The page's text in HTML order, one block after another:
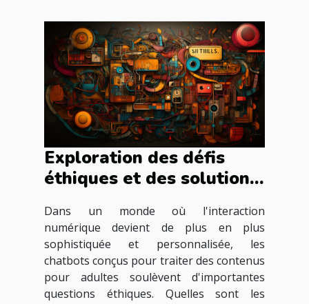
Exploration des défis
éthiques et des solutions
chatbots traitant de
contenus pour adultes
Dans un monde où l'interaction
numérique devient de plus en plus
sophistiquée et personnalisée, les
chatbots conçus pour traiter des contenus
pour adultes soulèvent d'importantes
questions éthiques. Quelles sont les